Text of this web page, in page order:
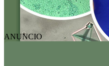
ANUNCIO